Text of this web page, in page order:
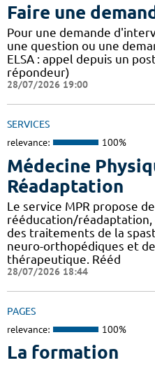
Faire une
Pour une demande
une question ou une
ELSA : appel depuis un
répondeur)
28/07/2026 19:00
SERVICES
relevance: 100%
Médecine
Réadaptation
Le service MPR propose
rééducation/
des traitements de la
neuro-orthopédiques et
thérapeutique. Rééd
28/07/2026 18:44
PAGES
relevance: 100%
La formation